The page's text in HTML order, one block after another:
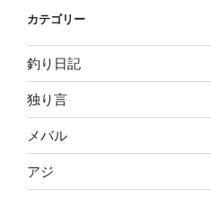
カテゴリー
釣り日記
独り言
メバル
アジ